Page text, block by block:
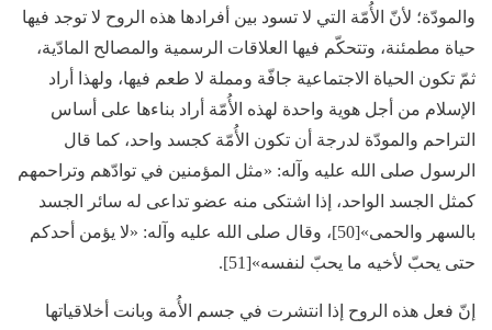
والمودّة؛ لأنّ الأُمّة التي لا تسود بين أفرادها هذه الروح لا توجد فيها
حياة مطمئنة، وتتحكّم فيها العلاقات الرسمية والمصالح المادّية،
ثمّ تكون الحياة الاجتماعية جافّة ومملة لا طعم فيها، ولهذا أراد
الإسلام من أجل هوية واحدة لهذه الأُمّة أراد بناءها على أساس
التراحم والمودّة لدرجة أن تكون الأُمّة كجسد واحد، كما قال
الرسول صلى الله عليه وآله: «مثل المؤمنين في توادّهم وتراحمهم
كمثل الجسد الواحد، إذا اشتكى منه عضو تداعى له سائر الجسد
بالسهر والحمى»[50]، وقال صلى الله عليه وآله: «لا يؤمن أحدكم
حتى يحبّ لأخيه ما يحبّ لنفسه»[51].
إنّ فعل هذه الروح إذا انتشرت في جسم الأُمة وبانت أخلاقياتها